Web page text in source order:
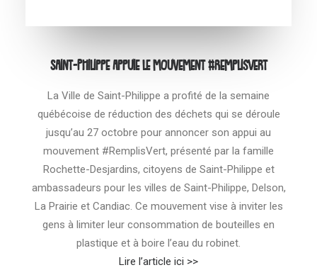
Saint-Philippe appuie le mouvement #RemplisVert
La Ville de Saint-Philippe a profité de la semaine
québécoise de réduction des déchets qui se déroule
jusqu’au 27 octobre pour annoncer son appui au
mouvement #RemplisVert, présenté par la famille
Rochette-Desjardins, citoyens de Saint-Philippe et
ambassadeurs pour les villes de Saint-Philippe, Delson,
La Prairie et Candiac. Ce mouvement vise à inviter les
gens à limiter leur consommation de bouteilles en
plastique et à boire l’eau du robinet.
Lire l’article ici >>